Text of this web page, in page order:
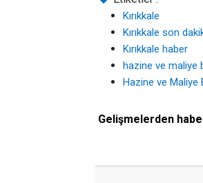
Kırıkkale
Kırıkkale son
Kırıkkale haber
hazine ve maliye
Hazine ve Maliye
Gelişmelerden